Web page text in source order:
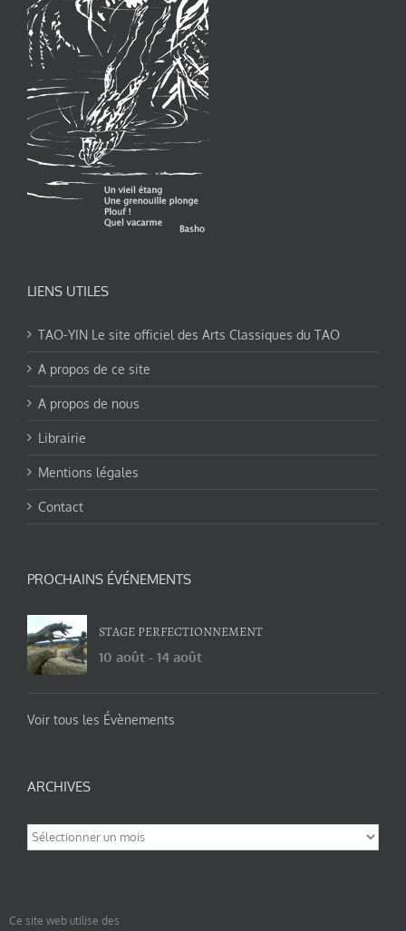
LIENS UTILES
TAO-YIN Le site officiel des Arts Classiques du TAO
A propos de ce site
A propos de nous
Librairie
Mentions légales
Contact
PROCHAINS ÉVÉNEMENTS
STAGE PERFECTIONNEMENT
10 août - 14 août
Voir tous les Évènements
ARCHIVES
Archives
Ce site web utilise des